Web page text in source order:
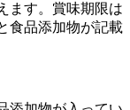
ます。賞味期限は
食品添加物が記載